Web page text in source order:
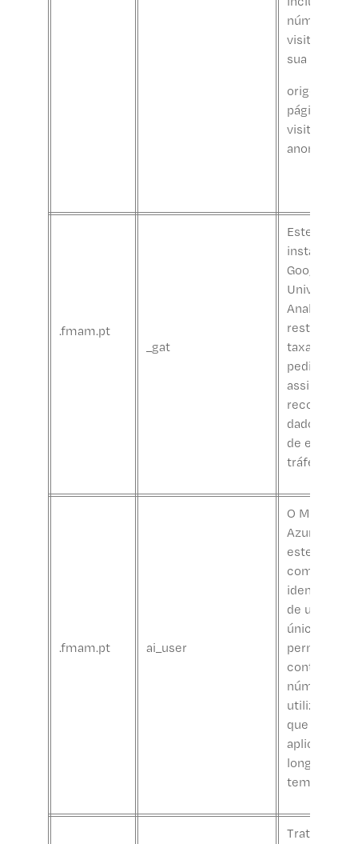
número de
visitantes, a
sua
origem e as
páginas que
visitam
.fmam.pt
_gat
Este cookie
instalado
Google
Universal
Analytics
restringir a
taxa de
pedidos e
assim
recolha de
dados em
de elevado
tráfego.
.fmam.pt ai_user
O Microsoft
Azure
este cookie
como um
de utilizador
único,
permitindo
contabilizar
número de
utilizadores
que
aplicação ao
longo do
tempo.
Trata-se de